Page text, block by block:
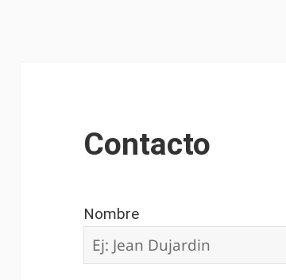
Contacto
Nombre